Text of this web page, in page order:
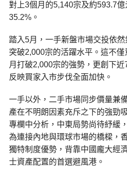
對上3個月的5,140宗及約593.7
35.2%。
踏入5月，一手新盤市場交投依
突破2,000宗的活躍水平。這不
月打破2,000宗的強勢，更創下近
反映買家入市步伐全面加快。
一手以外，二手市場同步價量兼
產在不明朗因素充斥之下的強勁
專欄中分析，中東局勢尚待紓緩
為連接內地與環球市場的橋樑，
獨特制度優勢，背靠中國龐大經
士資產配置的首選避風港。